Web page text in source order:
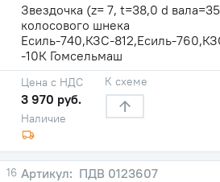
Звездочка (z= 7, t=38,0 d
колосового шнека
Есиль-740,КЗС-812,Есиль-
-10К Гомсельмаш
Наличие
Цена с НДС
3 970 руб.
К схеме
16
ПДВ 0123607